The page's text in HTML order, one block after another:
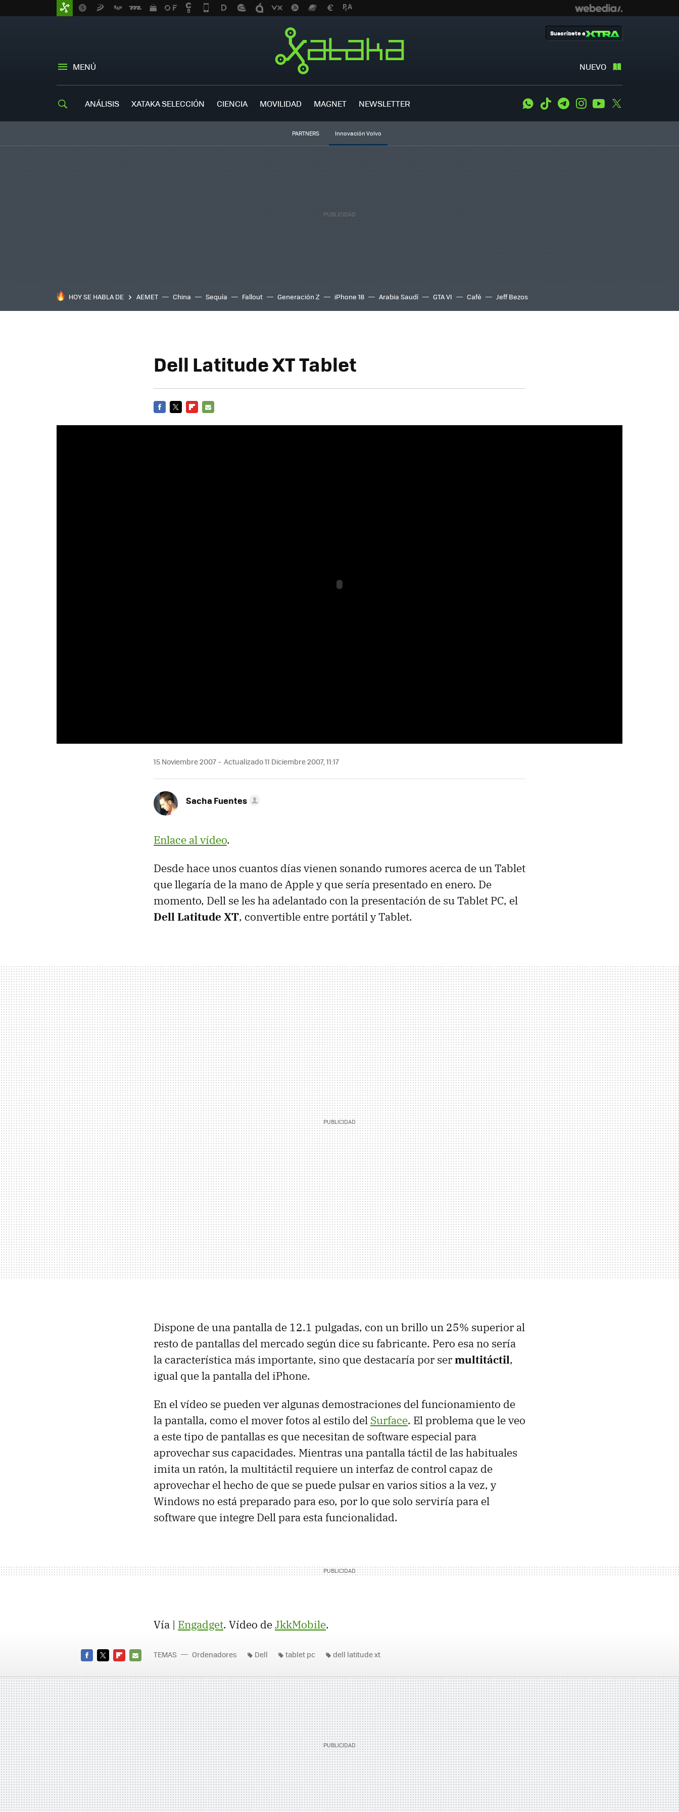
MENÚ NUEVO
Suscríbete a
ANÁLISIS XATAKA SELECCIÓN CIENCIA MOVILIDAD MAGNET NEWSLETTER WhatsApp
Tiktok TelegramInstagramYoutube
PARTNERS Innovación Volvo
HOY SE HABLA DE AEMET China Sequía Fallout Generación Z iPhone 18 Arabia Saudí GTA VI Café Jeff Bezos
Dell Latitude XT Tablet
15 Noviembre 2007 Actualizado 11 Diciembre 2007, 11:17
Sacha Fuentes
Enlace al vídeo.
Desde hace unos cuantos días vienen sonando rumores acerca de un Tablet
que llegaría de la mano de Apple y que sería presentado en enero. De
momento, Dell se les ha adelantado con la presentación de su Tablet PC, el
Dell Latitude XT, convertible entre portátil y Tablet.
Dispone de una pantalla de 12.1 pulgadas, con un brillo un 25% superior al
resto de pantallas del mercado según dice su fabricante. Pero esa no sería
la característica más importante, sino que destacaría por sermultitáctil,
igual que la pantalla del iPhone.
En el vídeo se pueden ver algunas demostraciones del funcionamiento de
la pantalla, como el mover fotos al estilo del Surface. El problema que le veo
a este tipo de pantallas es que necesitan de software especial para
aprovechar sus capacidades. Mientras una pantalla táctil de las habituales
imita un ratón, la multitáctil requiere un interfaz de control capaz de
aprovechar el hecho de que se puede pulsar en varios sitios a la vez, y
Windows no está preparado para eso, por lo que solo serviría para el
software que integre Dell para esta funcionalidad.
Vía | Engadget. Vídeo deJkkMobile.
MAIL
TEMAS Ordenadores Dell tablet pc dell latitude xt